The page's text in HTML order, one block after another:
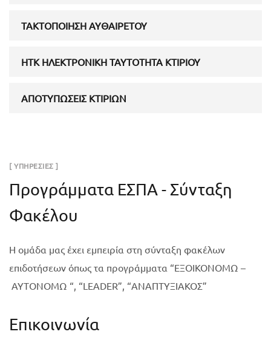
ΤΑΚΤΟΠΟΊΗΣΗ ΑΥΘΑΙΡΈΤΟΥ
HTK ΗΛΕΚΤΡΟΝΙΚΉ ΤΑΥΤΌΤΗΤΑ ΚΤΙΡΊΟΥ
ΑΠΟΤΥΠΏΣΕΙΣ ΚΤΙΡΊΩΝ
[ ΥΠΗΡΕΣΙΕΣ ]
Προγράμματα ΕΣΠΑ - Σύνταξη
Φακέλου
Η ομάδα μας έχει εμπειρία στη σύνταξη φακέλων
επιδοτήσεων όπως τα προγράμματα “ΕΞΟΙΚΟΝΟΜΩ –
ΑΥΤΟΝΟΜΩ “, “LEADER”, “ΑΝΑΠΤΥΞΙΑΚΟΣ”
Επικοινωνία